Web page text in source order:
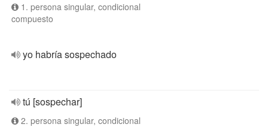
1. persona singular, condicional
compuesto
yo habría sospechado
tú [sospechar]
2. persona singular, condicional